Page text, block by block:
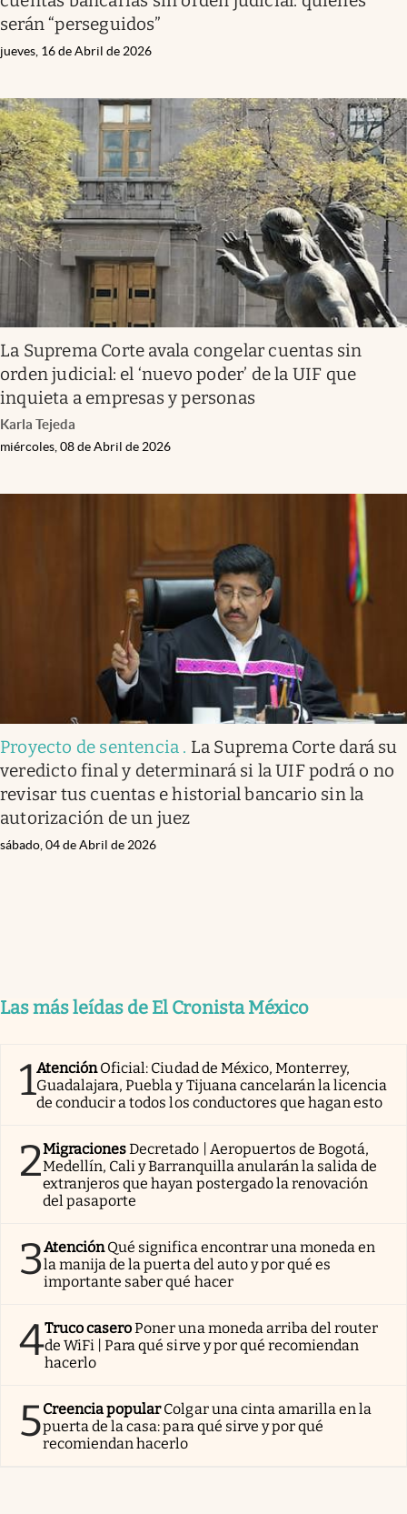
serán “perseguidos”
jueves, 16 de Abril de 2026
La Suprema Corte avala congelar cuentas sin
orden judicial: el ‘nuevo poder’ de la UIF que
inquieta a empresas y personas
Karla Tejeda
miércoles, 08 de Abril de 2026
Proyecto de sentencia . La Suprema Corte dará su
veredicto final y determinará si la UIF podrá o no
revisar tus cuentas e historial bancario sin la
autorización de un juez
sábado, 04 de Abril de 2026
Las más leídas de El Cronista México
1AtenciónOficial: Ciudad de México, Monterrey,
Guadalajara, Puebla y Tijuana cancelarán la licencia
de conducir a todos los conductores que hagan esto
2MigracionesDecretado | Aeropuertos de Bogotá,
Medellín, Cali y Barranquilla anularán la salida de
extranjeros que hayan postergado la renovación
del pasaporte
3AtenciónQué significa encontrar una moneda en
la manija de la puerta del auto y por qué es
importante saber qué hacer
4Truco caseroPoner una moneda arriba del router
de WiFi | Para qué sirve y por qué recomiendan
hacerlo
5Creencia popularColgar una cinta amarilla en la
puerta de la casa: para qué sirve y por qué
recomiendan hacerlo